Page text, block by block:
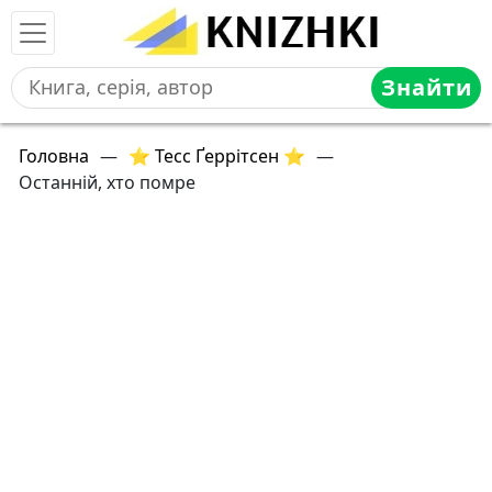
Знайти
Головна — ⭐ Тесс Ґеррітсен ⭐ —
Останній, хто помре